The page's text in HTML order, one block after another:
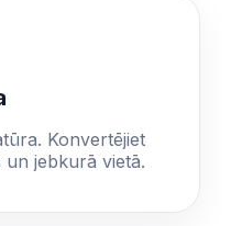
Konvertējiet
jebkurā vietā.